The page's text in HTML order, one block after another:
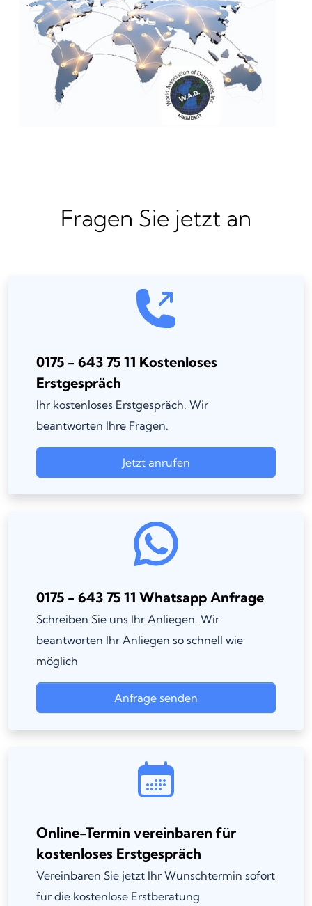
Fragen Sie jetzt an
0175 - 643 75 11 Kostenloses
Erstgespräch
Ihr kostenloses Erstgespräch. Wir
beantworten Ihre Fragen.
Jetzt anrufen
0175 - 643 75 11 Whatsapp Anfrage
Schreiben Sie uns Ihr Anliegen. Wir
beantworten Ihr Anliegen so schnell wie
möglich
Anfrage senden
Online-Termin vereinbaren für
kostenloses Erstgespräch
Vereinbaren Sie jetzt Ihr Wunschtermin sofort
für die kostenlose Erstberatung